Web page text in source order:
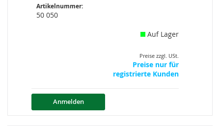
Artikelnummer:
50 050
Auf Lager
Preise zzgl. USt.
Preise nur für
registrierte Kunden
Anmelden